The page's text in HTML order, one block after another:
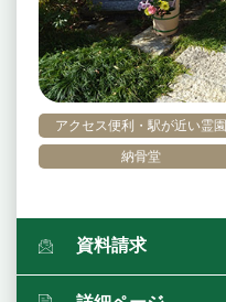
アクセス便利・駅が近い霊園
納骨堂
資料請求